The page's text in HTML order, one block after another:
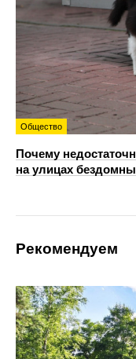
Общество
Почему
на улицах
Рекомендуем